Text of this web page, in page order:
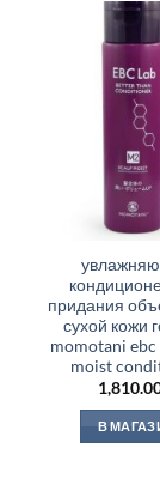
придания
сухой кожи
momotani ebc
moist
В